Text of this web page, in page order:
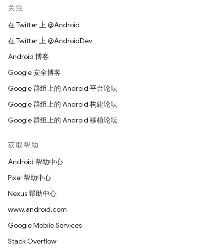
关注
在 Twitter 上 @Android
在 Twitter 上 @AndroidDev
Android 博客
Google 安全博客
Google 群组上的 Android 平台论坛
Google 群组上的 Android 构建论坛
Google 群组上的 Android 移植论坛
获取帮助
Android 帮助中心
Pixel 帮助中心
Nexus 帮助中心
www.android.com
Google Mobile Services
Stack Overflow